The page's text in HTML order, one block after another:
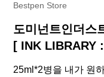
Bestpen Store
도미넌트인더스
[ INK LIBRARY
25ml*2병을 내가 원